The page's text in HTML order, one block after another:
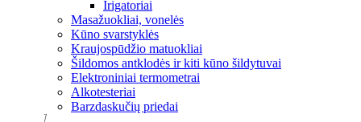
Irigatoriai
Masažuokliai, vonelės
Kūno svarstyklės
Kraujospūdžio matuokliai
Šildomos antklodės ir kiti kūno šildytuvai
Elektroniniai termometrai
Alkotesteriai
Barzdaskučių priedai